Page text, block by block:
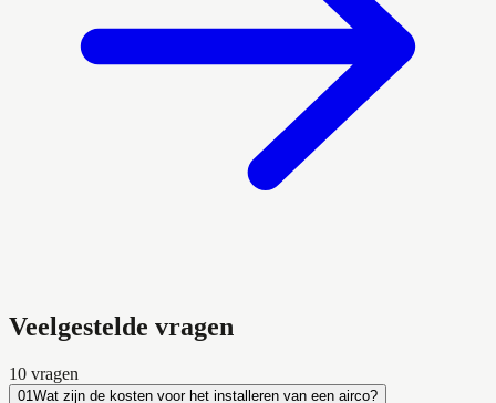
Veelgestelde vragen
10 vragen
01 Wat zijn de kosten voor het installeren van een airco?